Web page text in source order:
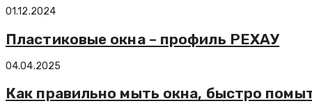
01.12.2024
Пластиковые окна – профиль РЕХАУ
04.04.2025
Как правильно мыть окна, быстро